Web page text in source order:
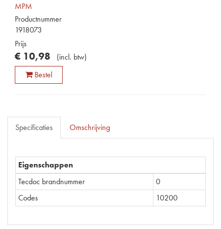
MPM
Productnummer
1918073
Prijs
€ 10,98 (incl. btw)
Bestel
Specificaties Omschrijving
Eigenschappen
Tecdoc brandnummer
0
Codes
10200